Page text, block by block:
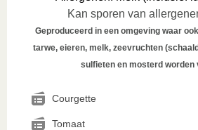
Kan sporen van
Geproduceerd in een omgeving waar
tarwe, eieren, melk, zeevruchten
sulfieten en mosterd worden
Courgette
Tomaat